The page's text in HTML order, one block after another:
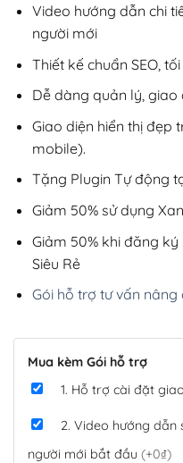
Video hướng dẫn chi
người mới
Thiết kế chuẩn SEO,
Dễ dàng quản lý, giao
Giao diện hiển thị đẹp
mobile).
Tặng Plugin Tự động
Giảm 50% sử dụng
Giảm 50% khi đăng
Siêu Rẻ
Gói hỗ trợ tư vấn nâng
Mua kèm Gói hỗ trợ
1. Hỗ trợ cài đặt
2. Video hướng dẫn
người mới bắt đầu (+0₫)